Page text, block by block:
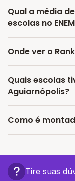
Qual a média
escolas no
A média de nota
560.73 e no
Onde ver o
No Melhor
divulgado pelo
Quais escolas
Aguiarnópolis?
As escolas com
Como é
considerando a
Tire suas